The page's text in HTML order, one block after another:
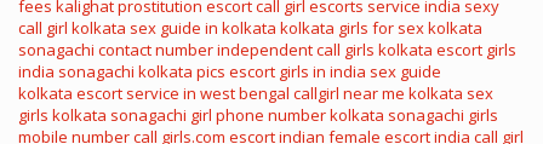
fees kalighat prostitution escort call girl escorts service india sexy
call girl kolkata sex guide in kolkata kolkata girls for sexkolkata
sonagachi contact numberindependent call girls kolkata escort girls
india sonagachi kolkata pics escort girls in india sex guide
kolkata escort service in west bengal callgirl near me kolkata sex
girls kolkata sonagachi girl phone numberkolkata sonagachi girls
mobile numbercall girls.com escort indian female escort india call girl